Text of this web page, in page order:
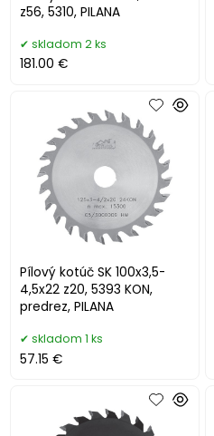
z56, 5310, PILANA
skladom 2 ks
181.00 €
Pílový kotúč SK 100x3,5-
4,5x22 z20, 5393 KON,
predrez, PILANA
skladom 1 ks
57.15 €